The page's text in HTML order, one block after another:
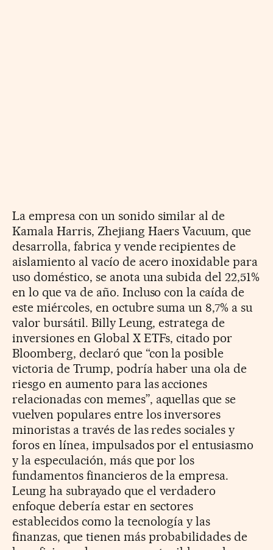
La empresa con un sonido similar al de
Kamala Harris, Zhejiang Haers Vacuum, que
desarrolla, fabrica y vende recipientes de
aislamiento al vacío de acero inoxidable para
uso doméstico, se anota una subida del 22,51%
en lo que va de año. Incluso con la caída de
este miércoles, en octubre suma un 8,7% a su
valor bursátil. Billy Leung, estratega de
inversiones en Global X ETFs, citado por
Bloomberg, declaró que “con la posible
victoria de Trump, podría haber una ola de
riesgo en aumento para las acciones
relacionadas con memes”, aquellas que se
vuelven populares entre los inversores
minoristas a través de las redes sociales y
foros en línea, impulsados por el entusiasmo
y la especulación, más que por los
fundamentos financieros de la empresa.
Leung ha subrayado que el verdadero
enfoque debería estar en sectores
establecidos como la tecnología y las
finanzas, que tienen más probabilidades de